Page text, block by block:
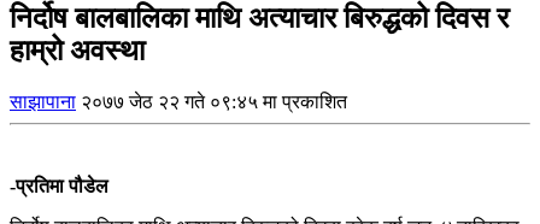
निर्दोष बालबालिका माथि अत्याचार बिरुद्धको दिवस र
हाम्रो अवस्था
साझापाना २०७७ जेठ २२ गते ०९:४५ मा प्रकाशित
-प्रतिमा पौडेल